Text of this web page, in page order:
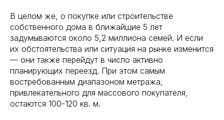
В целом же, о покупке или строительстве
собственного дома в ближайшие 5 лет
задумываются около 5,2 миллиона семей. И если
их обстоятельства или ситуация на рынке изменится
— они также перейдут в число активно
планирующих переезд. При этом самым
востребованным диапазоном метража,
привлекательного для массового покупателя,
остаются 100-120 кв. м.